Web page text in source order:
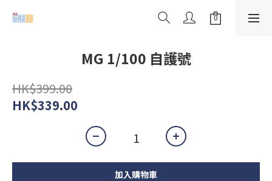
MG 1/100 自護號
HK$399.00
HK$339.00
加入購物車